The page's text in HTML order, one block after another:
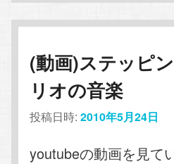
(動画)ステッピ
リオの音楽
投稿日時:2010年5月24日
youtubeの動画を見て